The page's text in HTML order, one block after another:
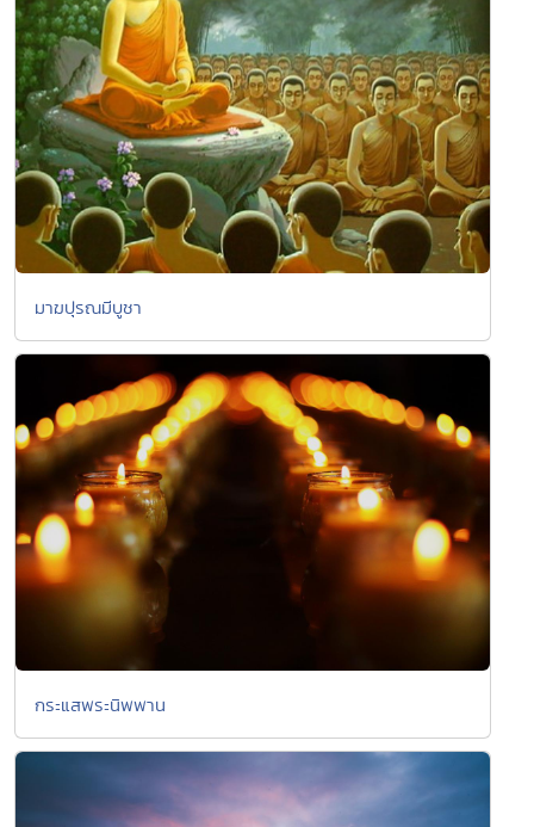
มาฆปุรณมีบูชา
กระแสพระนิพพาน